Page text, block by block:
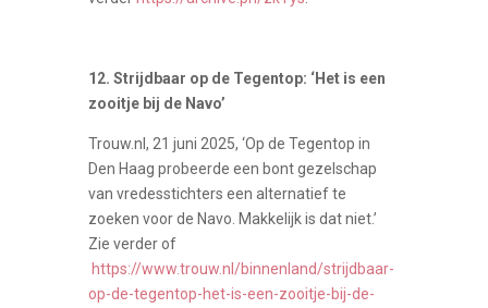
12. Strijdbaar op de Tegentop: ‘Het is een
zooitje bij de Navo’
Trouw.nl, 21 juni 2025, ‘Op de Tegentop in
Den Haag probeerde een bont gezelschap
van vredesstichters een alternatief te
zoeken voor de Navo. Makkelijk is dat niet.’
Zie verder of
https://www.trouw.nl/binnenland/strijdbaar-
op-de-tegentop-het-is-een-zooitje-bij-de-